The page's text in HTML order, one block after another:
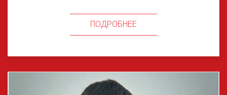
ПОДРОБНЕЕ